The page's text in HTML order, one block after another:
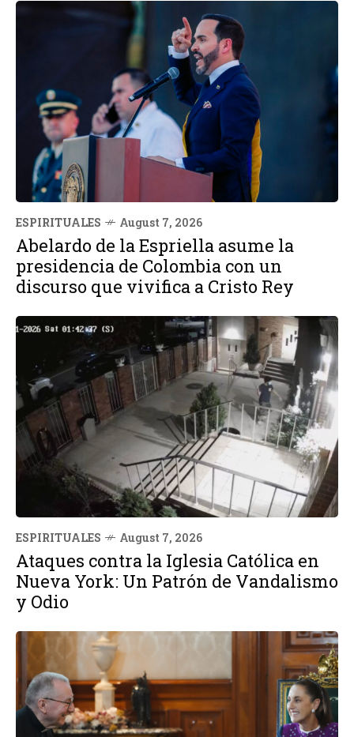
ESPIRITUALES August 7, 2026
Abelardo de la Espriella asume la
presidencia de Colombia con un
discurso que vivifica a Cristo Rey
ESPIRITUALES August 7, 2026
Ataques contra la Iglesia Católica en
Nueva York: Un Patrón de Vandalismo
y Odio